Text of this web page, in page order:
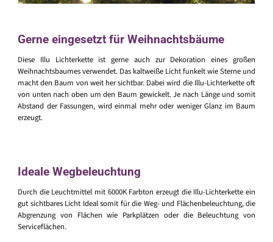
Gerne eingesetzt für Weihnachtsbäume
Diese Illu Lichterkette ist gerne auch zur Dekoration eines großen
Weihnachtsbaumes verwendet. Das kaltweiße Licht funkelt wie Sterne und
macht den Baum von weit her sichtbar. Dabei wird die Illu-Lichterkette oft
von unten nach oben um den Baum gewickelt. Je nach Länge und somit
Abstand der Fassungen, wird einmal mehr oder weniger Glanz im Baum
erzeugt.
Ideale Wegbeleuchtung
Durch die Leuchtmittel mit 6000K Farbton erzeugt die Illu-Lichterkette ein
gut sichtbares Licht Ideal somit für die Weg- und Flächenbeleuchtung, die
Abgrenzung von Flächen wie Parkplätzen oder die Beleuchtung von
Serviceflächen.